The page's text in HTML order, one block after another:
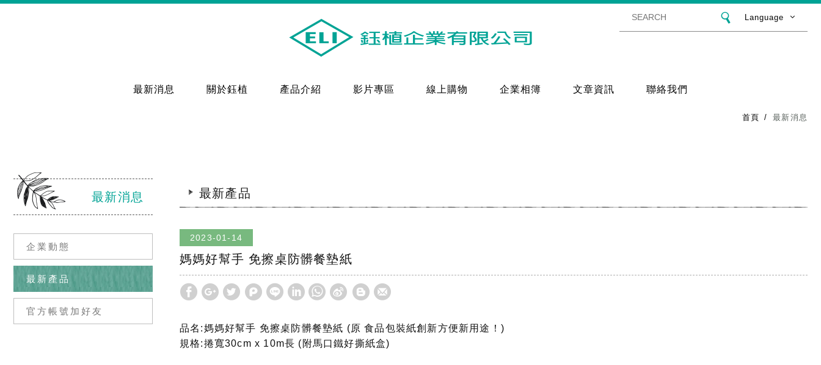
Language
最新消息 關於鈺植 產品介紹 影片專區 線上購物 企業相簿 文章資訊 聯絡我們
首頁 最新消息
最新消息
企業動態
最新產品
官方帳號加好友
最新產品
2023-01-14
媽媽好幫手 免擦桌防髒餐墊紙
品名:媽媽好幫手 免擦桌防髒餐墊紙 (原 食品包裝紙創新方便新用途！)
規格:捲寬30cm x 10m長 (附馬口鐵好撕紙盒)